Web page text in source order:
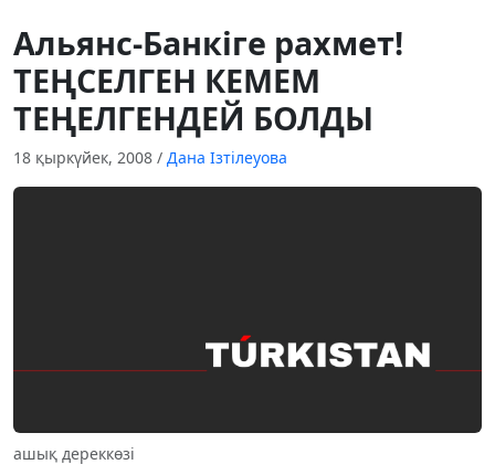
Альянс-Банкiге рахмет!
ТЕҢСЕЛГЕН КЕМЕМ
ТЕҢЕЛГЕНДЕЙ БОЛДЫ
18 қыркүйек, 2008 / Дана Ізтілеуова
ашық дереккөзі